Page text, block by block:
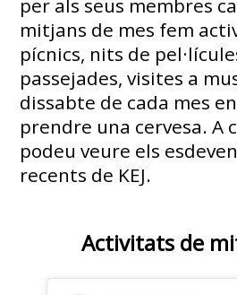
per als seus membres
mitjans de mes fem
pícnics, nits de
passejades, visites a
dissabte de cada mes
prendre una cervesa. A
podeu veure els
recents de KEJ.
Activitats de